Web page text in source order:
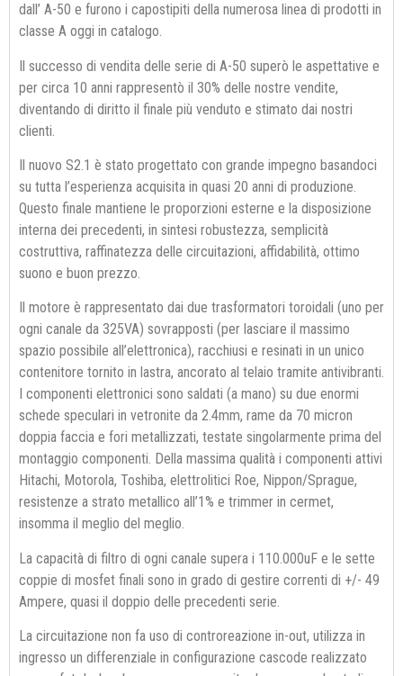
dall’ A-50 e furono i capostipiti della numerosa linea di prodotti in
classe A oggi in catalogo.
Il successo di vendita delle serie di A-50 superò le aspettative e
per circa 10 anni rappresentò il 30% delle nostre vendite,
diventando di diritto il finale più venduto e stimato dai nostri
clienti.
Il nuovo S2.1 è stato progettato con grande impegno basandoci
su tutta l’esperienza acquisita in quasi 20 anni di produzione.
Questo finale mantiene le proporzioni esterne e la disposizione
interna dei precedenti, in sintesi robustezza, semplicità
costruttiva, raffinatezza delle circuitazioni, affidabilità, ottimo
suono e buon prezzo.
Il motore è rappresentato dai due trasformatori toroidali (uno per
ogni canale da 325VA) sovrapposti (per lasciare il massimo
spazio possibile all’elettronica), racchiusi e resinati in un unico
contenitore tornito in lastra, ancorato al telaio tramite antivibranti.
I componenti elettronici sono saldati (a mano) su due enormi
schede speculari in vetronite da 2.4mm, rame da 70 micron
doppia faccia e fori metallizzati, testate singolarmente prima del
montaggio componenti. Della massima qualità i componenti attivi
Hitachi, Motorola, Toshiba, elettrolitici Roe, Nippon/Sprague,
resistenze a strato metallico all’1% e trimmer in cermet,
insomma il meglio del meglio.
La capacità di filtro di ogni canale supera i 110.000uF e le sette
coppie di mosfet finali sono in grado di gestire correnti di +/- 49
Ampere, quasi il doppio delle precedenti serie.
La circuitazione non fa uso di controreazione in-out, utilizza in
ingresso un differenziale in configurazione cascode realizzato